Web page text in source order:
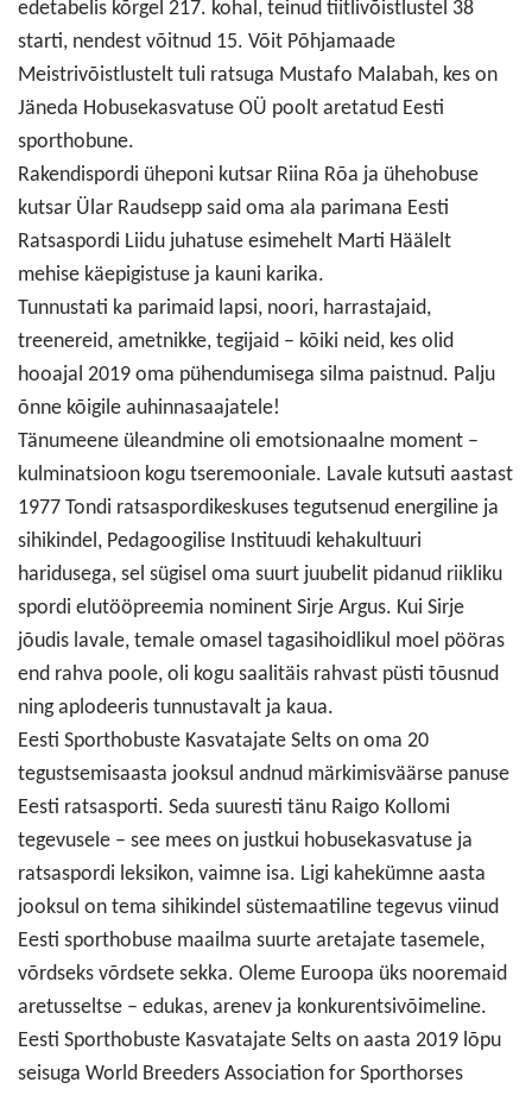
edetabelis kõrgel 217. kohal, teinud tiitlivõistlustel 38
starti, nendest võitnud 15. Võit Põhjamaade
Meistrivõistlustelt tuli ratsuga Mustafo Malabah, kes on
Jäneda Hobusekasvatuse OÜ poolt aretatud Eesti
sporthobune.
Rakendispordi üheponi kutsar Riina Rõa ja ühehobuse
kutsar Ülar Raudsepp said oma ala parimana Eesti
Ratsaspordi Liidu juhatuse esimehelt Marti Häälelt
mehise käepigistuse ja kauni karika.
Tunnustati ka parimaid lapsi, noori, harrastajaid,
treenereid, ametnikke, tegijaid – kõiki neid, kes olid
hooajal 2019 oma pühendumisega silma paistnud. Palju
õnne kõigile auhinnasaajatele!
Tänumeene üleandmine oli emotsionaalne moment –
kulminatsioon kogu tseremooniale. Lavale kutsuti aastast
1977 Tondi ratsaspordikeskuses tegutsenud energiline ja
sihikindel, Pedagoogilise Instituudi kehakultuuri
haridusega, sel sügisel oma suurt juubelit pidanud riikliku
spordi elutööpreemia nominent Sirje Argus. Kui Sirje
jõudis lavale, temale omasel tagasihoidlikul moel pööras
end rahva poole, oli kogu saalitäis rahvast püsti tõusnud
ning aplodeeris tunnustavalt ja kaua.
Eesti Sporthobuste Kasvatajate Selts on oma 20
tegustsemisaasta jooksul andnud märkimisväärse panuse
Eesti ratsasporti. Seda suuresti tänu Raigo Kollomi
tegevusele – see mees on justkui hobusekasvatuse ja
ratsaspordi leksikon, vaimne isa. Ligi kahekümne aasta
jooksul on tema sihikindel süstemaatiline tegevus viinud
Eesti sporthobuse maailma suurte aretajate tasemele,
võrdseks võrdsete sekka. Oleme Euroopa üks nooremaid
aretusseltse – edukas, arenev ja konkurentsivõimeline.
Eesti Sporthobuste Kasvatajate Selts on aasta 2019 lõpu
seisuga World Breeders Association for Sporthorses